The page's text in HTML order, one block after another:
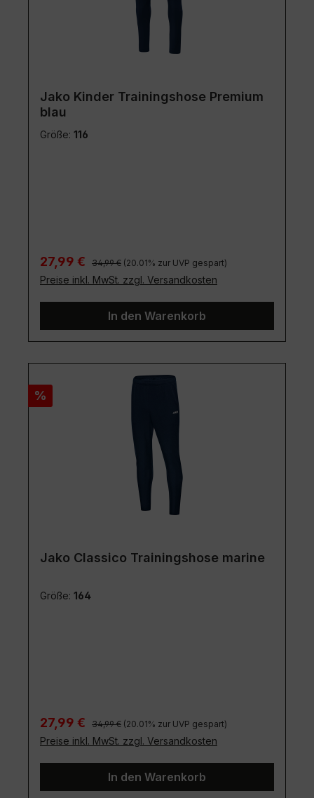
Jako Kinder Trainingshose Premium
blau
Größe: 116
Verkaufspreis:
27,99 € Regulärer Preis:
34,99 € (20.01% zur UVP gespart)
Preise inkl. MwSt. zzgl. Versandkosten
In den Warenkorb
Rabatt
%
Jako Classico Trainingshose marine
Größe: 164
Verkaufspreis:
27,99 € Regulärer Preis:
34,99 € (20.01% zur UVP gespart)
Preise inkl. MwSt. zzgl. Versandkosten
In den Warenkorb